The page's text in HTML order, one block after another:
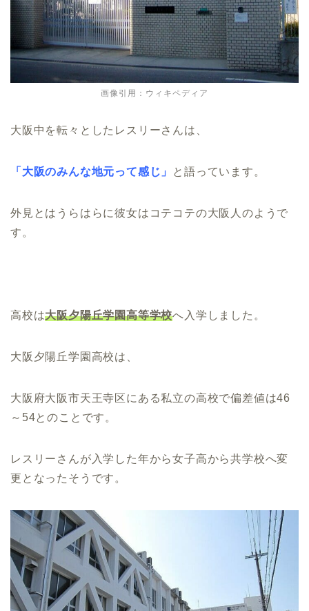
画像引用：ウィキペディア
大阪中を転々としたレスリーさんは、
「大阪のみんな地元って感じ」 と語っています。
外見とはうらはらに彼女はコテコテの大阪人のようで
す。
高校は大阪夕陽丘学園高等学校へ入学しました。
大阪夕陽丘学園高校は、
大阪府大阪市天王寺区にある私立の高校で偏差値は46
～54とのことです。
レスリーさんが入学した年から女子高から共学校へ変
更となったそうです。